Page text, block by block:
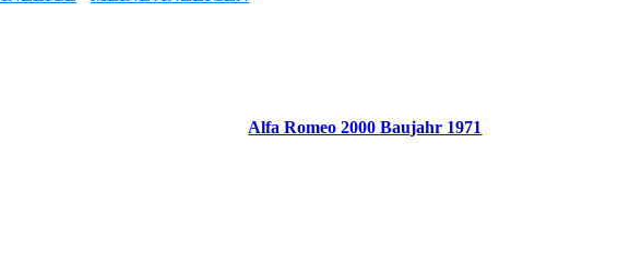
Alfa Romeo 2000 Baujahr 1971